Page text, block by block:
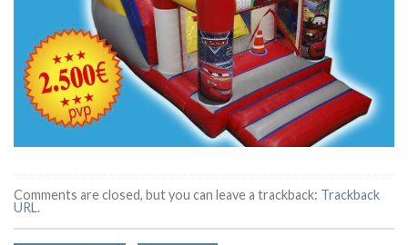
Comments are closed, but you can leave a trackback: Trackback
URL.